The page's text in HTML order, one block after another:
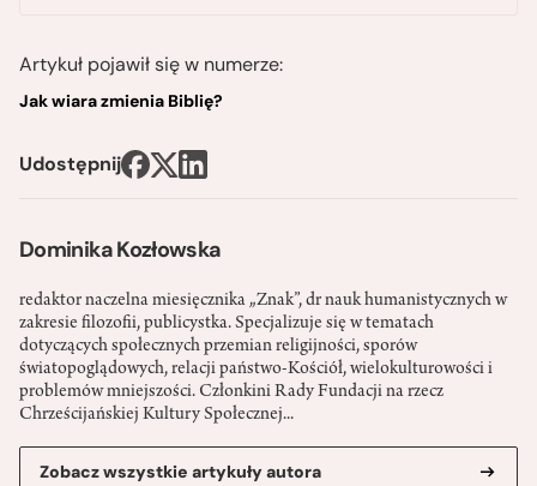
Dominika Kozłowska
redaktor naczelna miesięcznika „Znak”, dr nauk humanistycznych w
zakresie filozofii, publicystka. Specjalizuje się w tematach
dotyczących społecznych przemian religijności, sporów
światopoglądowych, relacji państwo-­Kościół, wielokulturowości i
problemów mniejszości. Członkini Rady Fundacji na rzecz
Chrześcijańskiej Kultury Społecznej...
Zobacz wszystkie artykuły autora
Artykuł pojawił się w numerze:
Jak wiara zmienia Biblię?
Udostępnij